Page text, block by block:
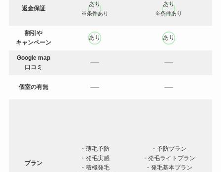
返金保証
あり
※条件あり
あり
※条件あり
割引や
キャンペーン
あり あり
Google map
口コミ
個室の有無
プラン
・薄毛予防
・発毛実感
・積極発毛
・予防プラン
・発毛ライトプラン
・発毛基本プラン